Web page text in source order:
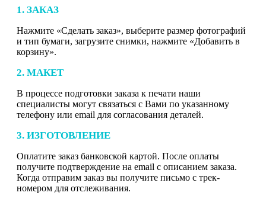
1. ЗАКАЗ
Нажмите «Сделать заказ», выберите размер фотографий
и тип бумаги, загрузите снимки, нажмите «Добавить в
корзину».
2. МАКЕТ
В процессе подготовки заказа к печати наши
специалисты могут связаться с Вами по указанному
телефону или email для согласования деталей.
3. ИЗГОТОВЛЕНИЕ
Оплатите заказ банковской картой. После оплаты
получите подтверждение на email с описанием заказа.
Когда отправим заказ вы получите письмо с трек-
номером для отслеживания.